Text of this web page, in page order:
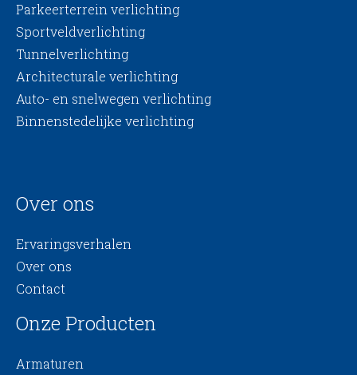
Parkeerterrein verlichting
Sportveldverlichting
Tunnelverlichting
Architecturale verlichting
Auto- en snelwegen verlichting
Binnenstedelijke verlichting
Over ons
Ervaringsverhalen
Over ons
Contact
Onze Producten
Armaturen